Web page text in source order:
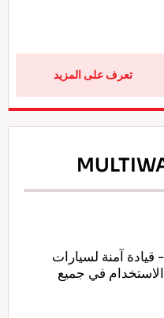
تعرف على المزيد
آمنة لسيارات
الاستخدام في جميع